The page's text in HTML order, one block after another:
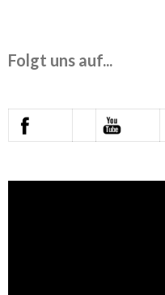
Folgt uns auf...